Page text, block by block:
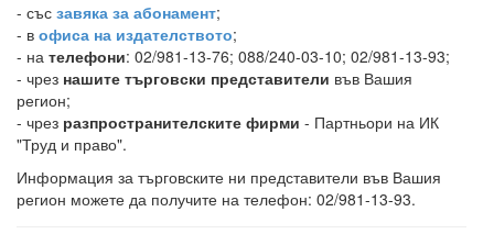
- със завяка за абонамент;
- в офиса на издателството;
- на телефони: 02/981-13-76; 088/240-03-10; 02/981-13-93;
- чрез нашите търговски представители във Вашия
регион;
- чрез разпространителските фирми - Партньори на ИК
"Труд и право".
Информация за търговските ни представители във Вашия
регион можете да получите на телефон: 02/981-13-93.